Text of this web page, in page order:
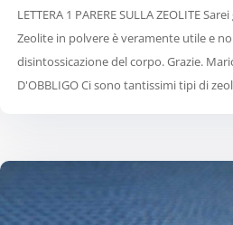
LETTERA 1 PARERE SULLA ZEOLITE
Zeolite in polvere è veramente utile e
disintossicazione del corpo. Grazie.
D'OBBLIGO Ci sono tantissimi tipi di